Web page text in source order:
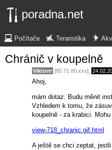
poradna.net
Počítače Teraristika
Chránič v koupelně
Viktorrr [85.71.80.xxx],
Ahoj,
mám dotaz. Budu měnit
Vzhledem k tomu, že
koupelně - za krabici.
view-718_chranic.gif.html
A ještě se chci zeptat,